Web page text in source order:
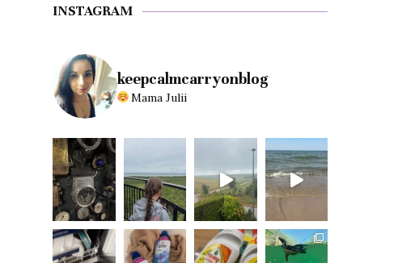
INSTAGRAM
keepcalmcarryonblog
Mama Julii